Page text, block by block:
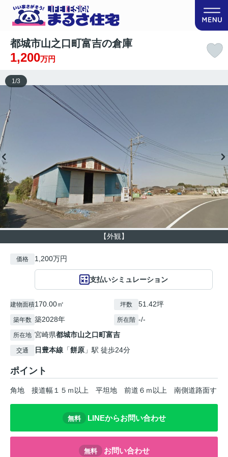
都城市山之口町富吉の倉庫
1,200万円
【外観】
1/3
価格 1,200万円
支払いシミュレーション
建物面積170.00㎡ 坪数 51.42坪
築年数 築2028年 所在階 -/-
所在地 宮崎県都城市山之口町富吉
交通 日豊本線 「餅原 」駅 徒歩24分
ポイント
角地 接道幅１５ｍ以上 平坦地 前道６ｍ以上 南側道路面す
無料 LINEからお問い合わせ
無料 お問い合わせ